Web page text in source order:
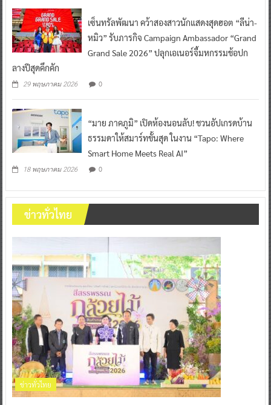
เซ็นทรัลพัฒนา คว้าสองสาวนักแสดงสุดฮอต “ลีน่า-
หมิว” รับภารกิจ Campaign Ambassador “Grand
Grand Sale 2026” ปลุกเอเนอร์จี้มหกรรมช้อปก
ลางปีสุดคึกคัก
29 พฤษภาคม 2026 0
“มาย ภาคภูมิ” เปิดห้องนอนลับ! ชวนอัปเกรดบ้าน
ธรรมดาให้สมาร์ทขั้นสุด ในงาน “Tapo: Where
Smart Home Meets Real AI”
18 พฤษภาคม 2026 0
ข่าวทั่วไทย
ข่าวทั่วไทย